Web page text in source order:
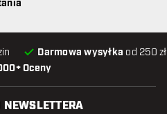
Oceny
Darmowa wysyłka od 250